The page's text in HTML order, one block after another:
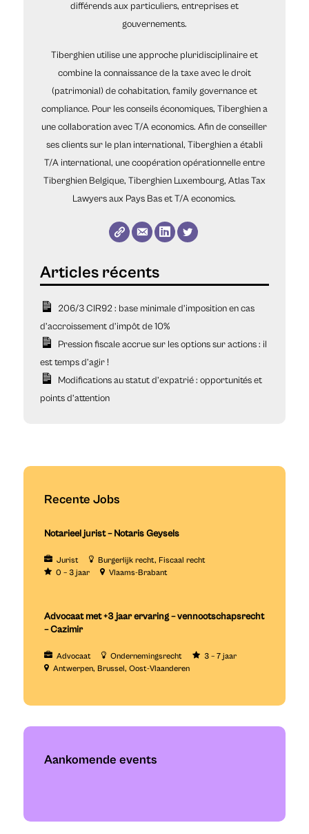
différends aux particuliers, entreprises et
gouvernements.
Tiberghien utilise une approche pluridisciplinaire et
combine la connaissance de la taxe avec le droit
(patrimonial) de cohabitation, family governance et
compliance. Pour les conseils économiques, Tiberghien a
une collaboration avec T/A economics. Afin de conseiller
ses clients sur le plan international, Tiberghien a établi
T/A international, une coopération opérationnelle entre
Tiberghien Belgique, Tiberghien Luxembourg, Atlas Tax
Lawyers aux Pays Bas et T/A economics.
206/3 CIR92 : base minimale d’imposition en cas
d’accroissement d’impôt de 10%
Pression fiscale accrue sur les options sur actions : il
est temps d’agir !
Modifications au statut d’expatrié : opportunités et
points d’attention
Recente Jobs
Notarieel jurist – Notaris Geysels
Jurist Burgerlijk recht
Fiscaal recht
0 – 3 jaar
Vlaams-Brabant
Advocaat met +3 jaar ervaring – vennootschapsrecht
– Cazimir
Advocaat Ondernemingsrecht
3 – 7 jaar
Antwerpen Brussel Oost-Vlaanderen
Aankomende events